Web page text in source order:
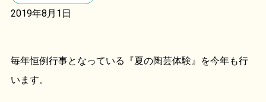
2019年8月1日
毎年恒例行事となっている『夏の陶芸体験』を今年も行
います。